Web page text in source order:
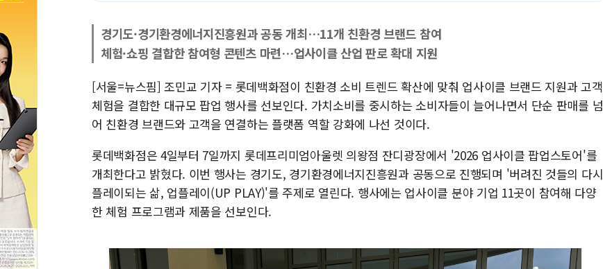
경기도·경기환경에너지진흥원과 공동 개최…11개 친환경 브랜드 참여
체험·쇼핑 결합한 참여형 콘텐츠 마련…업사이클 산업 판로 확대 지원
[서울=뉴스핌] 조민교 기자 = 롯데백화점이 친환경 소비 트렌드 확산에 맞춰 업사이클 브랜드 지원과 고객
체험을 결합한 대규모 팝업 행사를 선보인다. 가치소비를 중시하는 소비자들이 늘어나면서 단순 판매를 넘
어 친환경 브랜드와 고객을 연결하는 플랫폼 역할 강화에 나선 것이다.
롯데백화점은 4일부터 7일까지 롯데프리미엄아울렛 의왕점 잔디광장에서 '2026 업사이클 팝업스토어'를
개최한다고 밝혔다. 이번 행사는 경기도, 경기환경에너지진흥원과 공동으로 진행되며 '버려진 것들의 다시
플레이되는 삶, 업플레이(UP PLAY)'를 주제로 열린다. 행사에는 업사이클 분야 기업 11곳이 참여해 다양
한 체험 프로그램과 제품을 선보인다.